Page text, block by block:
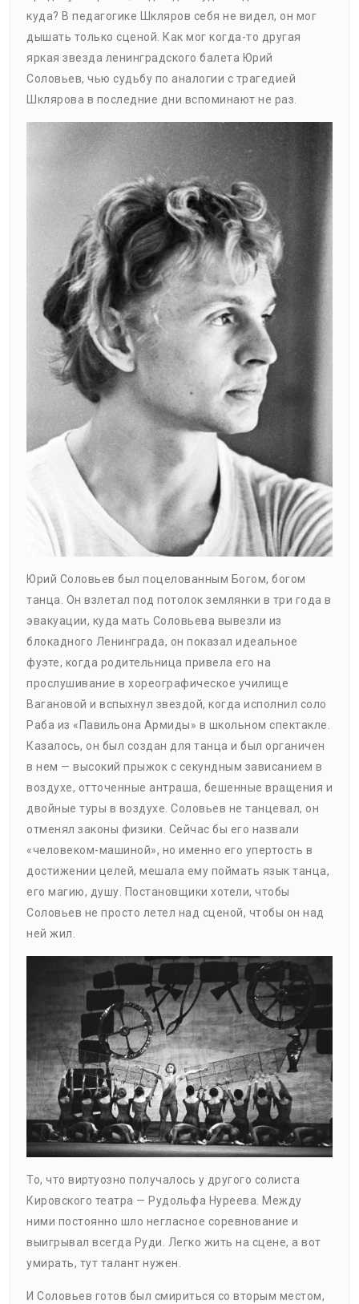
куда? В педагогике Шкляров себя не видел, он мог
дышать только сценой. Как мог когда-то другая
яркая звезда ленинградского балета Юрий
Соловьев, чью судьбу по аналогии с трагедией
Шклярова в последние дни вспоминают не раз.
Юрий Соловьев был поцелованным Богом, богом
танца. Он взлетал под потолок землянки в три года в
эвакуации, куда мать Соловьева вывезли из
блокадного Ленинграда, он показал идеальное
фуэте, когда родительница привела его на
прослушивание в хореографическое училище
Вагановой и вспыхнул звездой, когда исполнил соло
Раба из «Павильона Армиды» в школьном спектакле.
Казалось, он был создан для танца и был органичен
в нем — высокий прыжок с секундным зависанием в
воздухе, отточенные антраша, бешенные вращения и
двойные туры в воздухе. Соловьев не танцевал, он
отменял законы физики. Сейчас бы его назвали
«человеком-машиной», но именно его упертость в
достижении целей, мешала ему поймать язык танца,
его магию, душу. Постановщики хотели, чтобы
Соловьев не просто летел над сценой, чтобы он над
ней жил.
То, что виртуозно получалось у другого солиста
Кировского театра — Рудольфа Нуреева. Между
ними постоянно шло негласное соревнование и
выигрывал всегда Руди. Легко жить на сцене, а вот
умирать, тут талант нужен.
И Соловьев готов был смириться со вторым местом,